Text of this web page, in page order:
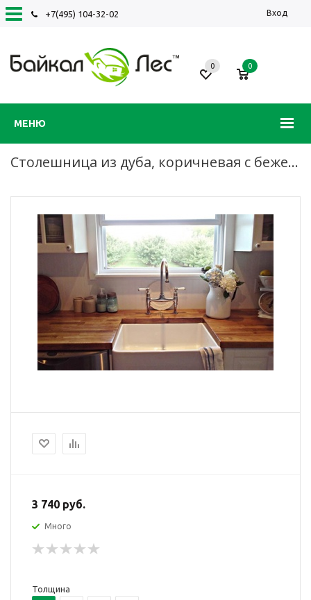
+7(495) 104-32-02 Вход
МЕНЮ
0 0
Столешница из дуба, коричневая с бежевым, паркетная склейка, лак
3 740 руб.
Много
Толщина